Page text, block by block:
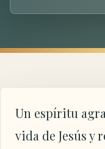
Un espíritu
vida de Jesús y